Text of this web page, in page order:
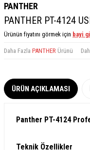
PANTHER
PANTHER PT-4124
Ürünün fiyatını görmek için bayi
Daha Fazla PANTHER Ürünü
ÜRÜN AÇIKLAMASI
Panther PT-4124
Teknik Özellikler